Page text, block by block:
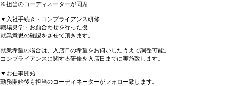
※担当のコーディネーターが同席
▼入社手続き・コンプライアンス研修
職場見学・お顔合わせを行った後
就業意思の確認をさせて頂きます。
就業希望の場合は、入店日の希望をお伺いしたうえで調整可能。
コンプライアンスに関する研修を入店日までに実施致します。
▼お仕事開始
勤務開始後も担当のコーディネーターがフォロー致します。